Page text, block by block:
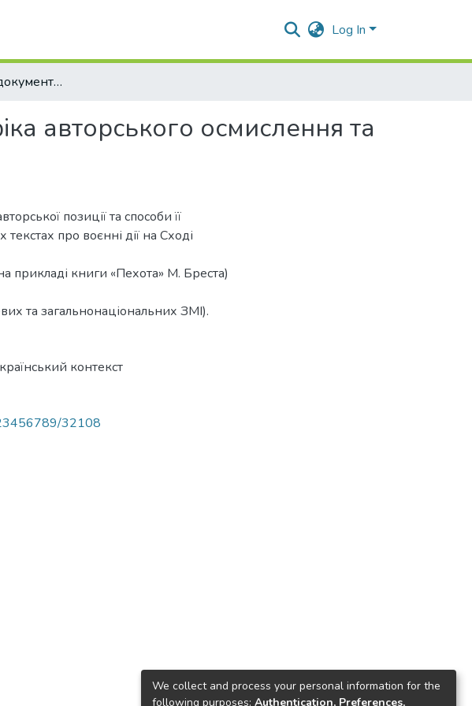
Log In
Війна у фокусі документалістики: специфіка авторського осмислення та репрезентації
авторського осмислення та
позиції та способи її
про воєнні дії на Сході
прикладі книги «Пехота» М. Бреста)
та загальнонаціональних ЗМІ).
контекст
32108
We collect and process your personal information for the
following purposes: Authentication, Preferences,